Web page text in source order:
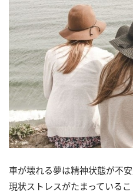
車が壊れる夢は精神状態が不
現状ストレスがたまっているこ